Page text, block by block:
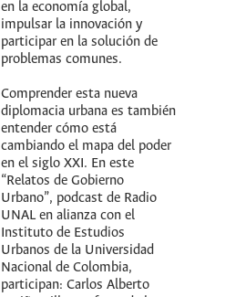
en la economía global,
impulsar la innovación y
participar en la solución de
problemas comunes.
Comprender esta nueva
diplomacia urbana es también
entender cómo está
cambiando el mapa del poder
en el siglo XXI. En este
“Relatos de Gobierno
Urbano”, podcast de Radio
UNAL en alianza con el
Instituto de Estudios
Urbanos de la Universidad
Nacional de Colombia,
participan: Carlos Alberto